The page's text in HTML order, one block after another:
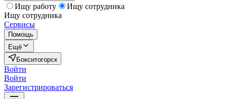
Ищу работу
Ищу сотрудника
Ищу сотрудника
Сервисы
Помощь
Ещё
Бокситогорск
Войти
Войти
Зарегистрироваться